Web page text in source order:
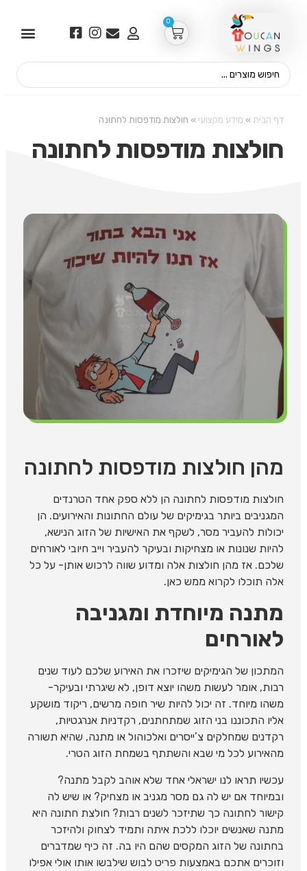
0
דף הבית » מידע מקצועי » חולצות מודפסות לחתונה
חולצות מודפסות לחתונה
מהן חולצות מודפסות לחתונה
חולצות מודפסות לחתונה הן ללא ספק אחד הטרנדים
המגניבים ביותר בגימיקים של עולם החתונות והאירועים. הן
יכולות להעביר מסר, לשקף את האישיות של הזוג הנישא,
להיות שנונות או מצחיקות ובעיקר להעביר וייב חיובי לאורחים
שלכם. אז מהן חולצות אלה ומדוע שווה לרכוש אותן- על כל
אלה תוכלו לקרוא ממש כאן.
מתנה מיוחדת ומגניבה
לאורחים
המתכון של הגימיקים שיזכרו את האירוע שלכם לעוד שנים
רבות, אומר לעשות משהו יוצא דופן, לא שיגרתי ובעיקר-
משהו מיוחד. זה יכול להיות שיר חופה מרשים, ריקוד מושקע
אליו התכוננו בני הזוג שמתחתנים, רקדניות אנרגטיות,
רקדנים שמחלקים צ’ייסרים ואלכוהול או מתנה, שהיא תשורה
מהאירוע לכל מי שבא והשתתף בשמחת הזוג הטרי.
עכשיו תראו לנו ישראלי אחד שלא אוהב לקבל מתנה?
ובמיוחד אם יש לה גם מסר מגניב או מצחיק? או שיש לה
קישור לחתונה כך שתיזכר לשנים רבות? חולצת חתונה היא
מתנה שאנשים יוכלו ללכת איתה ותמיד לצחוק ולהיזכר
בחתונה של הזוג המקסים שהם היו בה. זה כיף שמדברים
וזוכרים אתכם באמצעות פריט לבוש שילבשו אותו אולי אפילו